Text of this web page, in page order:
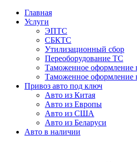
Главная
Услуги
ЭПТС
СБКТС
Утилизационный сбор
Переоборудование ТС
Таможенное оформление
Таможенное оформление
Привоз авто под ключ
Авто из Китая
Авто из Европы
Авто из США
Авто из Беларуси
Авто в наличии